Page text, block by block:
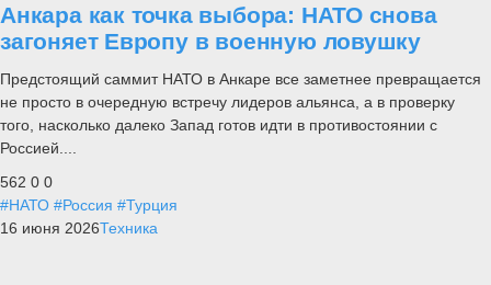
Анкара как точка выбора: НАТО снова
загоняет Европу в военную ловушку
Предстоящий саммит НАТО в Анкаре все заметнее превращается
не просто в очередную встречу лидеров альянса, а в проверку
того, насколько далеко Запад готов идти в противостоянии с
Россией....
562 0 0
#НАТО #Россия #Турция
16 июня 2026Техника